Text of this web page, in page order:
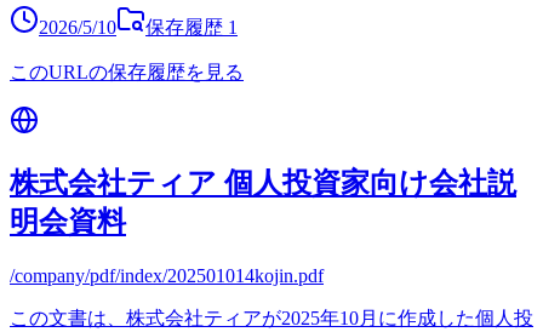
2026/5/10 保存履歴 1
このURLの保存履歴を見る
株式会社ティア 個人投資家向け会社説
明会資料
/company/pdf/index/202501014kojin.pdf
この文書は、株式会社ティアが2025年10月に作成した個人投